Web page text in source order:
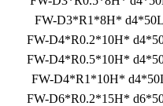
FW-D3*R1*8H* d4*50L
FW-D4*R0.2*10H*
FW-D4*R0.5*10H*
FW-D4*R1*10H*
FW-D6*R0.2*15H*